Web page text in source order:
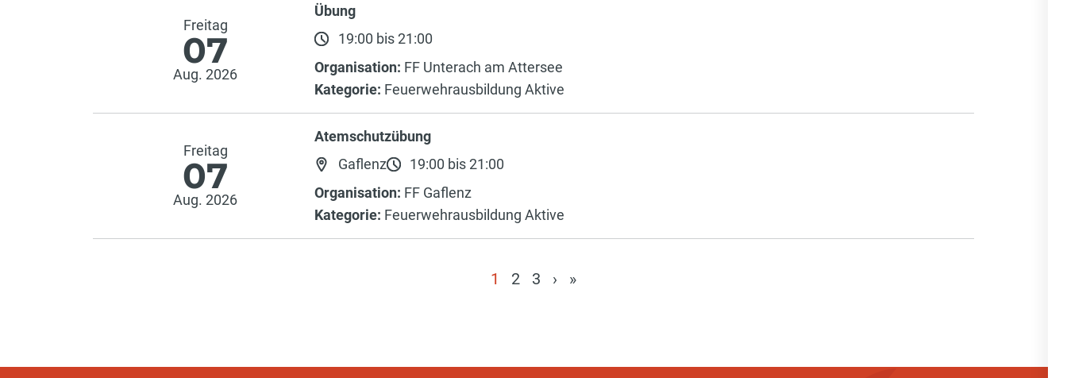
Freitag
07
Aug. 2026
Übung
19:00 bis 21:00
Organisation: FF Unterach am Attersee
Kategorie: Feuerwehrausbildung Aktive
Freitag
07
Aug. 2026
Atemschutzübung
Gaflenz
19:00 bis 21:00
Organisation: FF Gaflenz
Kategorie: Feuerwehrausbildung Aktive
1 2 3 › »